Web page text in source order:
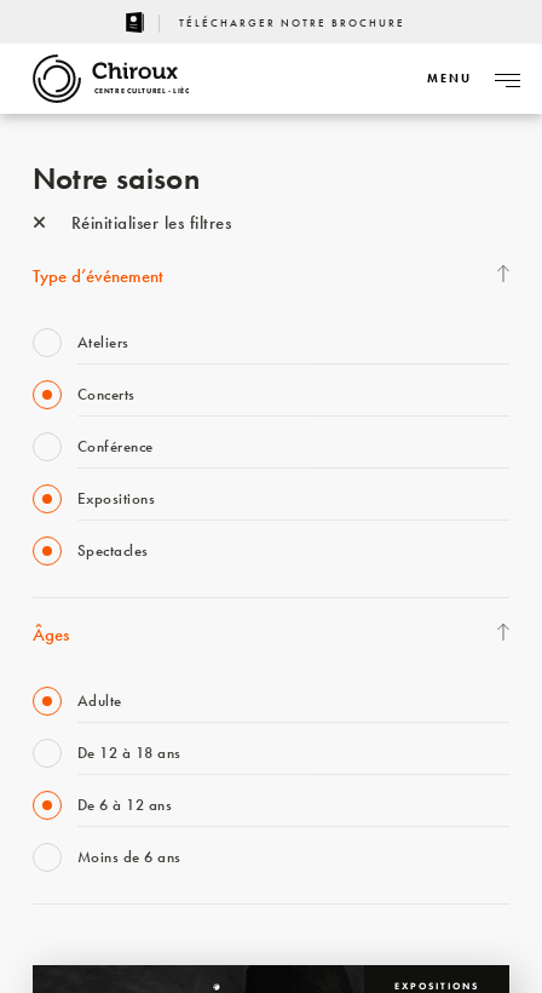
TÉLÉCHARGER NOTRE BROCHURE
CENTRE CULTUREL - LIÈGE
MENU
Notre saison
Réinitialiser les filtres
Type d’événement
Ateliers
Concerts
Conférence
Expositions
Spectacles
Âges
Adulte
De 12 à 18 ans
De 6 à 12 ans
Moins de 6 ans
EXPOSITIONS